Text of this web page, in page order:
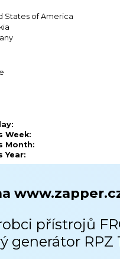
Week:
Month:
Year:
přístrojů
generátor RPZ